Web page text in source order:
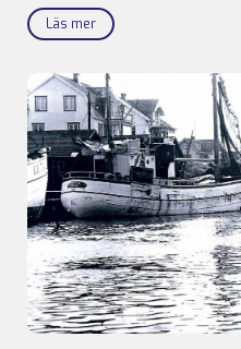
Läs mer